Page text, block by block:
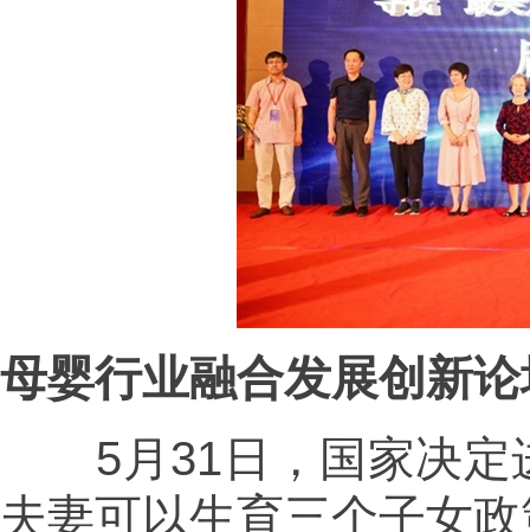
母婴行业融合发展创新
5月31日，国家决定
夫妻可以生育三个子女